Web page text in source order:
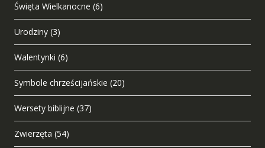
Święta Wielkanocne (6)
Urodziny (3)
Walentynki (6)
Symbole chrześcijańskie (20)
Wersety biblijne (37)
Zwierzęta (54)